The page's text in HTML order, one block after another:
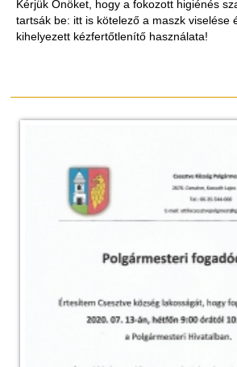
Kérjük Önöket, hogy a fokozott higiénés
tartsák be: itt is kötelező a maszk viselése
kihelyezett kézfertőtlenítő használata!